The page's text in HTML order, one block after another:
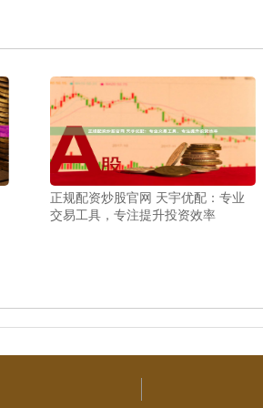
正规配资炒股官网 天宇优配：专业
交易工具，专注提升投资效率